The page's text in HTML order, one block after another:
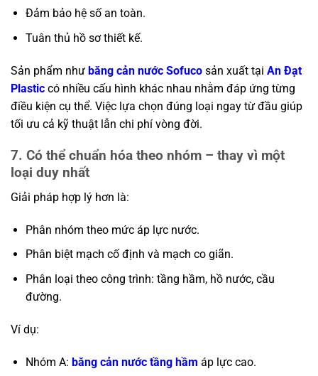
Đảm bảo hệ số an toàn.
Tuân thủ hồ sơ thiết kế.
Sản phẩm như băng cản nước Sofuco sản xuất tại An Đạt
Plastic có nhiều cấu hình khác nhau nhằm đáp ứng từng
điều kiện cụ thể. Việc lựa chọn đúng loại ngay từ đầu giúp
tối ưu cả kỹ thuật lẫn chi phí vòng đời.
7. Có thể chuẩn hóa theo nhóm – thay vì một
loại duy nhất
Giải pháp hợp lý hơn là:
Phân nhóm theo mức áp lực nước.
Phân biệt mạch cố định và mạch co giãn.
Phân loại theo công trình: tầng hầm, hồ nước, cầu
đường.
Ví dụ:
Nhóm A: băng cản nước tầng hầm áp lực cao.